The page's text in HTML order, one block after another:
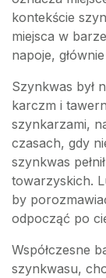
kontekście
miejsca w
napoje,
Szynkwas był
karczm i
szynkarzami,
czasach, gdy
szynkwas
towarzyskich.
by
odpocząć po
Współczesne
szynkwasu,